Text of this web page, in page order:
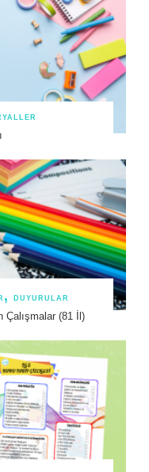
DUYURULAR
Çalışmalar (81 İl)